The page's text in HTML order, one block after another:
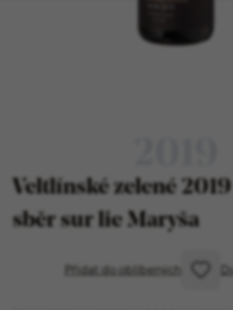
Veltlínské zelené
sběr sur lie Maryša
Přidat do oblíbených